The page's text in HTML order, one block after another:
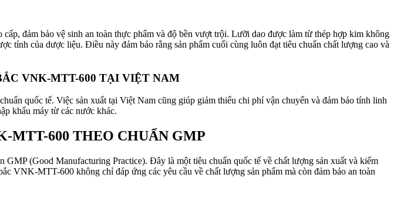
đảm bảo vệ sinh an toàn thực phẩm và độ bền vượt trội. Lưỡi dao được làm từ thép hợp kim không
tính của dược liệu. Điều này đảm bảo rằng sản phẩm cuối cùng luôn đạt tiêu chuẩn chất lượng cao và
VNK-MTT-600 TẠI VIỆT NAM
quốc tế. Việc sản xuất tại Việt Nam cũng giúp giảm thiểu chi phí vận chuyển và đảm bảo tính linh
khẩu máy từ các nước khác.
MTT-600 THEO CHUẨN GMP
(Good Manufacturing Practice). Đây là một tiêu chuẩn quốc tế về chất lượng sản xuất và kiểm
VNK-MTT-600 không chỉ đáp ứng các yêu cầu về chất lượng sản phẩm mà còn đảm bảo an toàn